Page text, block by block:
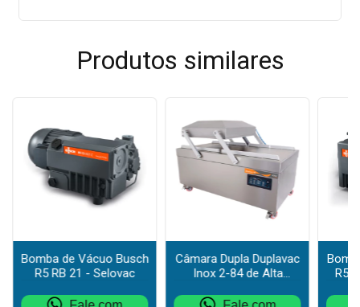
Produtos similares
Bomba de Vácuo Busch
R5 RB 21 - Selovac
Câmara Dupla Duplavac
Inox 2-84 de Alta
Embalagens a Vácuo
R5